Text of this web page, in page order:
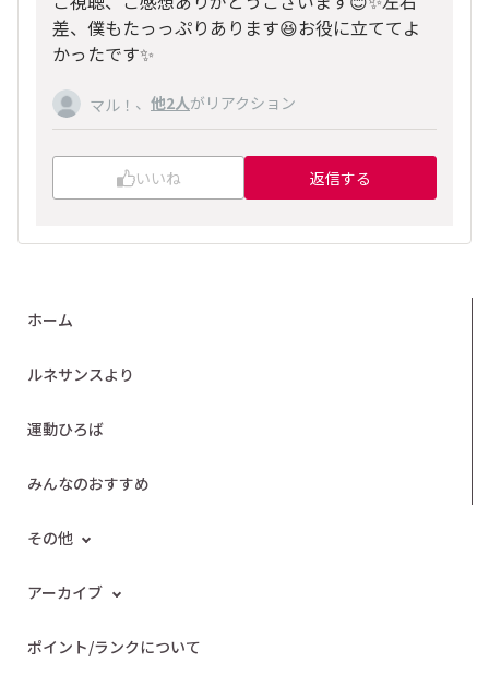
差、僕もたっっぷりあります😆お役に立ててよ
かったです✨
マル！ 、 他2人がリアクション
いいね 返信する
ホーム
ルネサンスより
運動ひろば
みんなのおすすめ
その他
アーカイブ
ポイント/ランクについて